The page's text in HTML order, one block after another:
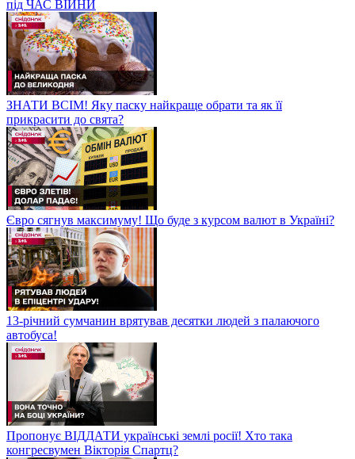
під ЧАС ВІЙНИ
ЗНАТИ ВСІМ! Яку паску найкраще обрати та як її
прикрасити до свята?
Євро сягнув максимуму! Що буде з курсом валют в Україні?
13-річний сумчанин врятував десятки людей з палаючого
автобуса!
Пропонує ВІДДАТИ українські землі росії! Хто така
конгресвумен Вікторія Спартц?